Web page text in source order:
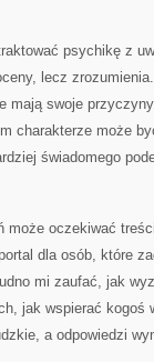
psychikę z
lecz
mają swoje
charakterze może
świadomego
oczekiwać
dla osób, które
mi zaufać, jak
jak wspierać kogoś
a odpowiedzi